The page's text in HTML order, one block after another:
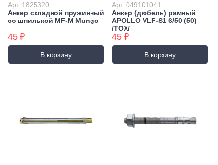
Арт. 1825320
Анкер складной пружинный
со шпилькой MF-M Mungo
45 ₽
В корзину
Арт. 049101041
Анкер (дюбель) рамный
APOLLO VLF-S1 6/50 (50)
/TOX/
45 ₽
В корзину